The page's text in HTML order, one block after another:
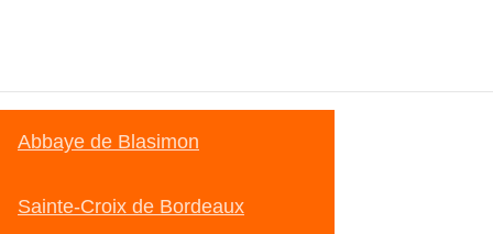
Abbaye de Blasimon
Sainte-Croix de Bordeaux